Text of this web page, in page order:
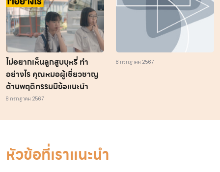
ไม่อยากเห็นลูกสูบบุหรี่ ทำ
อย่างไร คุณหมอผู้เชี่ยวชาญ
ด้านพฤติกรรมมีข้อแนะนำ
8 กรกฎาคม 2567
8 กรกฎาคม 2567
หัวข้อที่เราแนะนำ